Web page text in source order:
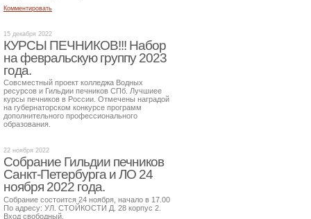
Комментировать
15 декабря 2022
КУРСЫ ПЕЧНИКОВ!!! Набор
на февральскую группу 2023
года.
Совсместный проект колледжа Водных
ресурсов и Гильдии печников СПб. Лучшиее
курсы печников в России. Отмечены наградой
на губернаторском конкурсе программ
дополнительного профессионального
образования.
22 ноября 2022
Собрание Гильдии печников
Санкт-Петербурга и ЛО 24
ноября 2022 года.
Собрание состоится 24 ноября, начало в 17.00
По адресу: УЛ. СТОЙКОСТИ Д. 28 корпус 2.
Вход свободный.